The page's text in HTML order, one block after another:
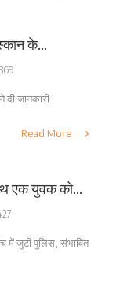
के...
दी जानकारी
Read More
एक युवक को...
में जुटी पुलिस, संभावित